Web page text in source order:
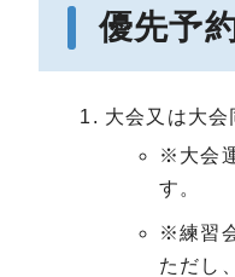
優先予
大会又は大会
※大会
す。
※練習
ただし